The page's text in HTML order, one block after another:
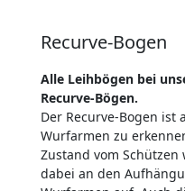
Recurve-Bogen
Alle Leihbögen bei
Recurve-Bögen.
Der Recurve-Bogen ist
Wurfarmen zu
Zustand vom Schützen
dabei an den